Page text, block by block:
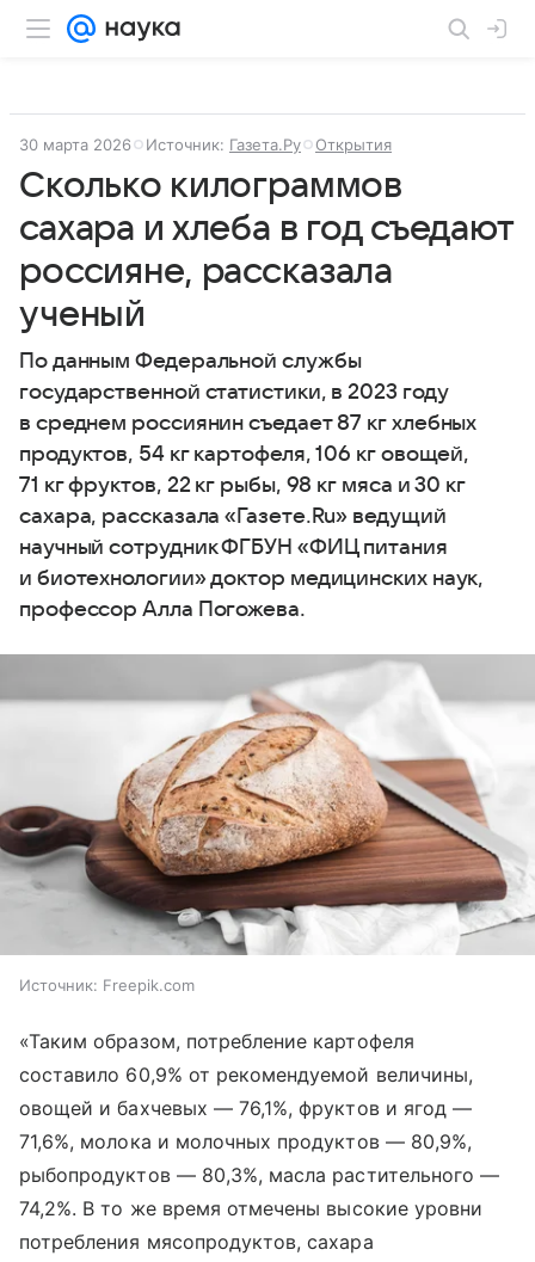
30 марта 2026 Источник: Газета.Ру Открытия
Сколько килограммов
сахара и хлеба в год съедают
россияне, рассказала
ученый
По данным Федеральной службы
государственной статистики, в 2023 году
в среднем россиянин съедает 87 кг хлебных
продуктов, 54 кг картофеля, 106 кг овощей,
71 кг фруктов, 22 кг рыбы, 98 кг мяса и 30 кг
сахара, рассказала «Газете.Ru» ведущий
научный сотрудник ФГБУН «ФИЦ питания
и биотехнологии» доктор медицинских наук,
профессор Алла Погожева.
Источник: Freepik.com
«Таким образом, потребление картофеля
составило 60,9% от рекомендуемой величины,
овощей и бахчевых — 76,1%, фруктов и ягод —
71,6%, молока и молочных продуктов — 80,9%,
рыбопродуктов — 80,3%, масла растительного —
74,2%. В то же время отмечены высокие уровни
потребления мясопродуктов, сахара